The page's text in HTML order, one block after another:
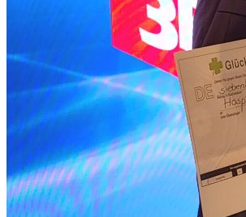
Beschläge für Fenster und
Holzfenster-Hersteller
Institute, Verbände,
Kleben, Dichten, Montieren
Kunststofffenster-Hersteller
Kunststoff-Profilsysteme
Marktübersichten